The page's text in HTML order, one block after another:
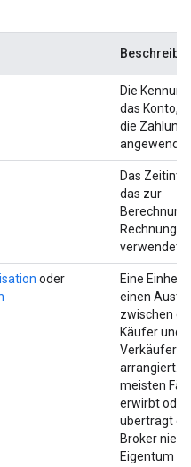
Die
das Konto,
die Zahlung
Das
das zur
Berechnung
Rechnung
verwendet
oder
Eine Einheit,
einen
zwischen
Käufer und
Verkäufer
arrangiert.
meisten
erwirbt oder
überträgt
Broker
Eigentum